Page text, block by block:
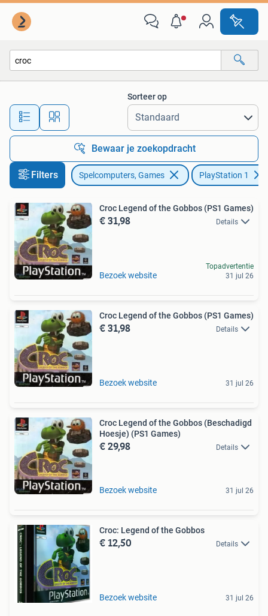
Alle afstanden…
Sorteer op
Bewaar je zoekopdracht
Filters Spelcomputers, Games PlayStation 1
Croc Legend of the Gobbos (PS1 Games)
€ 31,98 Details
Bezoek website
Topadvertentie
31 jul 26
Croc Legend of the Gobbos (PS1 Games)
€ 31,98 Details
Bezoek website 31 jul 26
Croc Legend of the Gobbos (Beschadigd
Hoesje) (PS1 Games)
€ 29,98 Details
Bezoek website 31 jul 26
Croc: Legend of the Gobbos
€ 12,50 Details
Bezoek website 31 jul 26